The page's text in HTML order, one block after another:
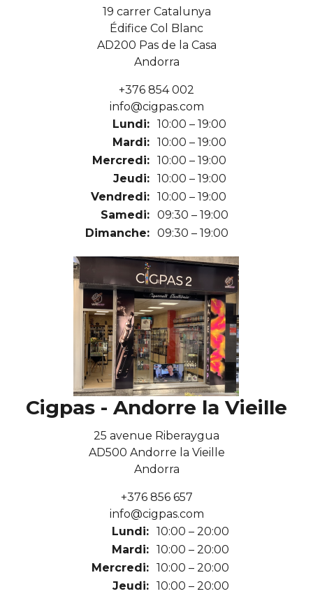
19 carrer Catalunya
Édifice Col Blanc
AD200 Pas de la Casa
Andorra
+376 854 002
info@cigpas.com
Lundi:
10:00 – 19:00
Mardi:
10:00 – 19:00
Mercredi:
10:00 – 19:00
Jeudi:
10:00 – 19:00
Vendredi:
10:00 – 19:00
Samedi:
09:30 – 19:00
Dimanche:
09:30 – 19:00
Cigpas - Andorre la Vieille
25 avenue Riberaygua
AD500 Andorre la Vieille
Andorra
+376 856 657
info@cigpas.com
Lundi:
10:00 – 20:00
Mardi:
10:00 – 20:00
Mercredi:
10:00 – 20:00
Jeudi:
10:00 – 20:00